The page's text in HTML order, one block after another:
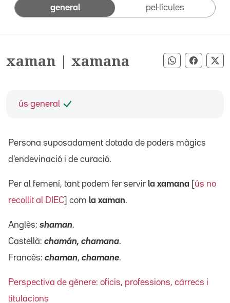
general pel·lícules
xaman | xamana Compartir
ús general
Persona suposadament dotada de poders màgics
d'endevinació i de curació.
Per al femení, tant podem fer servir la xamana
ús no
recollit al DIEC ] com la xaman.
Anglès: shaman.
Castellà: chamán, chamana.
Francès: chaman, chamane.
Perspectiva de gènere: oficis, professions, càrrecs i
titulacions